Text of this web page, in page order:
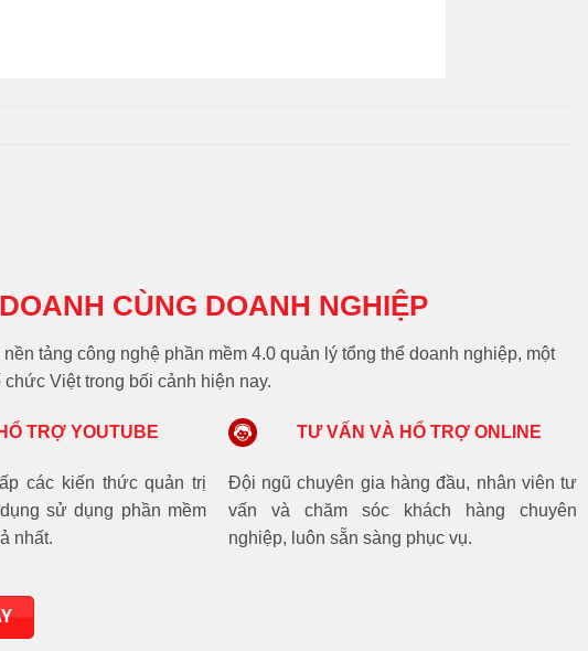
CÙNG DOANH NGHIỆP
tảng công nghệ phần mềm 4.0 quản lý tổng thể doanh nghiệp, một
Việt trong bối cảnh hiện nay.
TRỢ YOUTUBE
các kiến thức quản trị
sử dụng phần mềm
nhất.
TƯ VẤN VÀ HỔ TRỢ ONLINE
Đội ngũ chuyên gia hàng đầu, nhân viên tư
vấn và chăm sóc khách hàng chuyên
nghiệp, luôn sẵn sàng phục vụ.